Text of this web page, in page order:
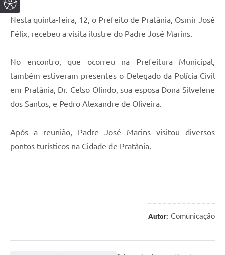
Nesta quinta-feira, 12, o Prefeito de Pratânia, Osmir José
Félix, recebeu a visita ilustre do Padre José Marins.
No encontro, que ocorreu na Prefeitura Municipal,
também estiveram presentes o Delegado da Polícia Civil
em Pratânia, Dr. Celso Olindo, sua esposa Dona Silvelene
dos Santos, e Pedro Alexandre de Oliveira.
Após a reunião, Padre José Marins visitou diversos
pontos turísticos na Cidade de Pratânia.
Autor: Comunicação